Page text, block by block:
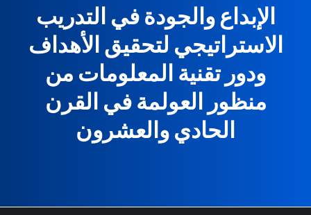
الإبداع والجودة في التدريب
الاستراتيجي لتحقيق الأهداف
ودور تقنية المعلومات من
منظور العولمة في القرن
الحادي والعشرون